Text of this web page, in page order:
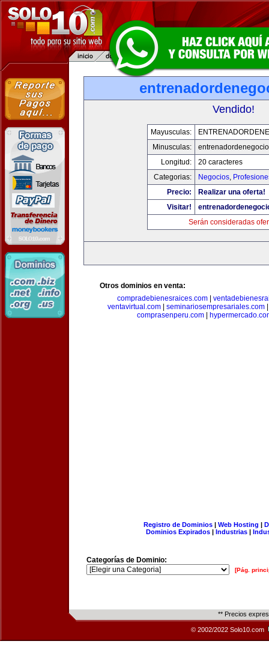
Vendido!
Mayusculas:
Minusculas:
Longitud:
20 caracteres
Categorias:
Negocios,
Precio:
Realizar una oferta!
Visitar!
Serán consideradas
Otros dominios en venta:
compradebienesraices.com
ventavirtual.com
seminariosempresariales.com
comprasenperu.com|
Registro de Dominios| Web Hosting |
Dominios Expirados | Industrias |
Categorías de Dominio:
[Pág.
** Precios
© 2002/2022 Solo10.com